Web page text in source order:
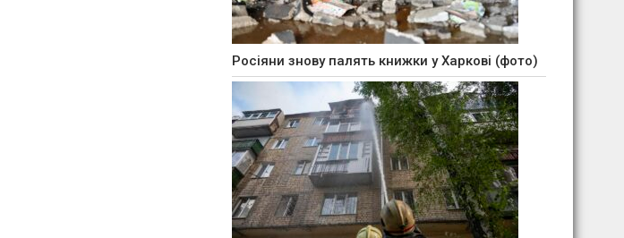
Росіяни знову палять книжки у Харкові (фото)